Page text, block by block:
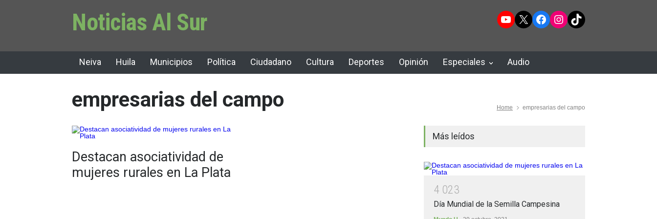
Noticias Al Sur YouTube
X Facebook
Instagram
TikTok
Neiva Huila Municipios Política Ciudadano Cultura Deportes Opinión Especiales Audio
empresarias del campo Home empresarias del campo
Destacan asociatividad de
mujeres rurales en La Plata
Más leídos
4 023
Día Mundial de la Semilla Campesina